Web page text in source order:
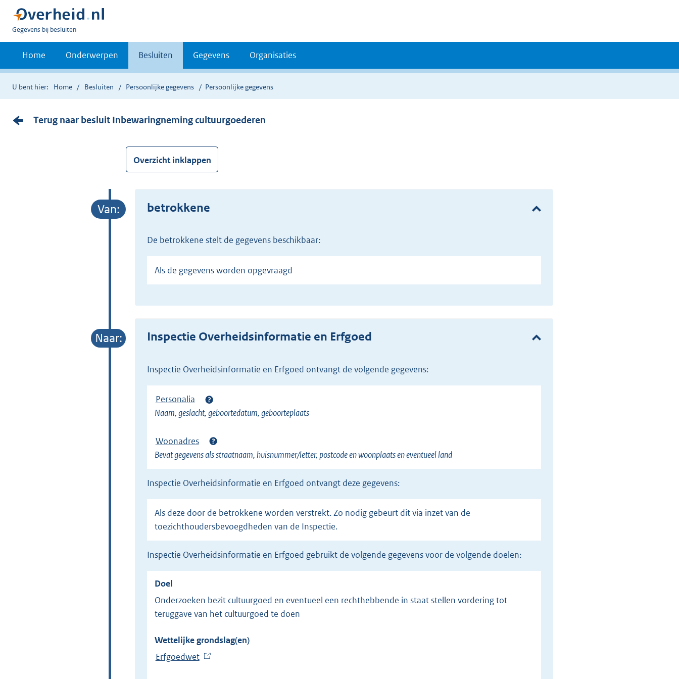
U
bent
Gegevens bij besluiten
Home Onderwerpen Besluiten Gegevens Organisaties
U bent hier: Home Besluiten Persoonlijke gegevens Persoonlijke gegevens
Terug naar besluit Inbewaringneming cultuurgoederen
Overzicht inklappen
betrokkene
de betrokkene stelt de gegevens beschikbaar:
Als de gegevens worden opgevraagd
Inspectie Overheidsinformatie en Erfgoed
Inspectie Overheidsinformatie en Erfgoed ontvangt de volgende gegevens:
Personalia
Naam, geslacht, geboortedatum, geboorteplaats
Woonadres
Bevat gegevens als straatnaam, huisnummer/letter, postcode en woonplaats en eventueel land
Inspectie Overheidsinformatie en Erfgoed ontvangt deze gegevens:
Als deze door de betrokkene worden verstrekt. Zo nodig gebeurt dit via inzet van de
toezichthoudersbevoegdheden van de Inspectie.
Inspectie Overheidsinformatie en Erfgoed gebruikt de volgende gegevens voor de volgende doelen:
Doel
Onderzoeken bezit cultuurgoed en eventueel een rechthebbende in staat stellen vordering tot
teruggave van het cultuurgoed te doen
Wettelijke grondslag(en)
Erfgoedwet(